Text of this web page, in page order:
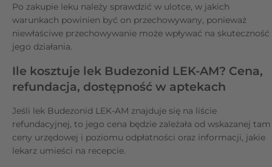
Po zakupie leku należy sprawdzić w ulotce, w jakich
warunkach powinien być on przechowywany, ponieważ
niewłaściwe przechowywanie może wpływać na skuteczność
jego działania.
Ile kosztuje lek Budezonid LEK-AM? Cena,
refundacja, dostępność w aptekach
Jeśli lek Budezonid LEK-AM znajduje się na liście
refundacyjnej, to jego cena będzie zależała od wskazanej tam
ceny urzędowej i poziomu odpłatności oraz informacji, jakie
lekarz umieści na recepcie.